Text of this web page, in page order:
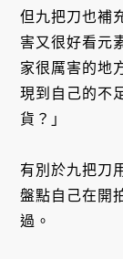
但九把刀也補
害又很好看元
家很厲害的地
現到自己的不
貨？」
有別於九把刀
盤點自己在開
過。